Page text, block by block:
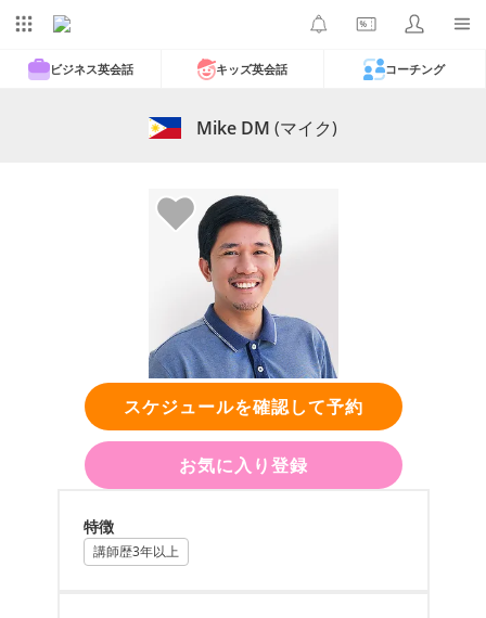
ビジネス英会話 キッズ英会話 コーチング
Mike DM (マイク)
スケジュールを確認して予約
お気に入り登録
特徴
講師歴3年以上